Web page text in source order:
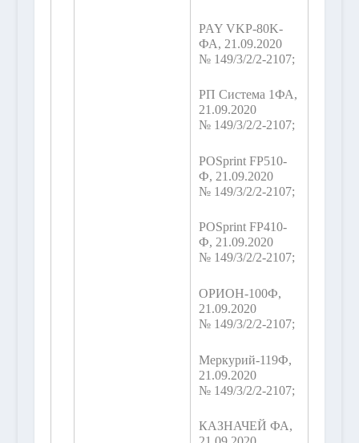
PAY VKP-80K-
ФА, 21.09.2020
№ 149/3/2/2-2107;
РП Система 1ФА,
21.09.2020
№ 149/3/2/2-2107;
POSprint FP510-
Ф, 21.09.2020
№ 149/3/2/2-2107;
POSprint FP410-
Ф, 21.09.2020
№ 149/3/2/2-2107;
ОРИОН-100Ф,
21.09.2020
№ 149/3/2/2-2107;
Меркурий-119Ф,
21.09.2020
№ 149/3/2/2-2107;
КАЗНАЧЕЙ ФА,